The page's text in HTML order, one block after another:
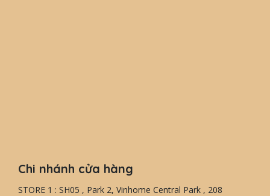
Chi nhánh cửa hàng
STORE 1 : SH05 , Park 2, Vinhome Central Park , 208